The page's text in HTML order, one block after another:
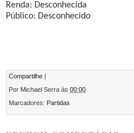
Renda: Desconhecida
Público: Desconhecido
Compartilhe |
Por Michael Serra às 00:00
Marcadores: Partidas